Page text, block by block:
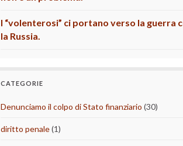
I “volenterosi” ci portano verso la guerra
la Russia.
CATEGORIE
Denunciamo il colpo di Stato finanziario (30)
diritto penale(1)